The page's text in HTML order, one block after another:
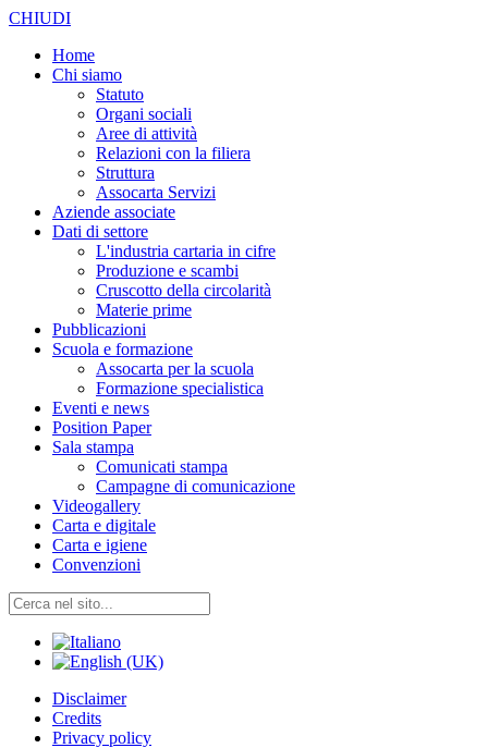
CHIUDI
Home
Chi siamo
Statuto
Organi sociali
Aree di attività
Relazioni con la filiera
Struttura
Assocarta Servizi
Aziende associate
Dati di settore
L'industria cartaria in cifre
Produzione e scambi
Cruscotto della circolarità
Materie prime
Pubblicazioni
Scuola e formazione
Assocarta per la scuola
Formazione specialistica
Eventi e news
Position Paper
Sala stampa
Comunicati stampa
Campagne di comunicazione
Videogallery
Carta e digitale
Carta e igiene
Convenzioni
Disclaimer
Credits
Privacy policy